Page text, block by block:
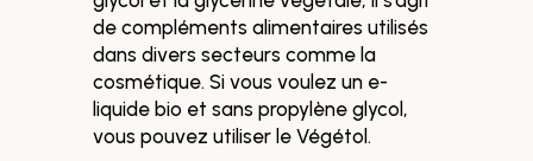
de compléments alimentaires utilisés
dans divers secteurs comme la
cosmétique. Si vous voulez un e-
liquide bio et sans propylène glycol,
vous pouvez utiliser le Végétol.